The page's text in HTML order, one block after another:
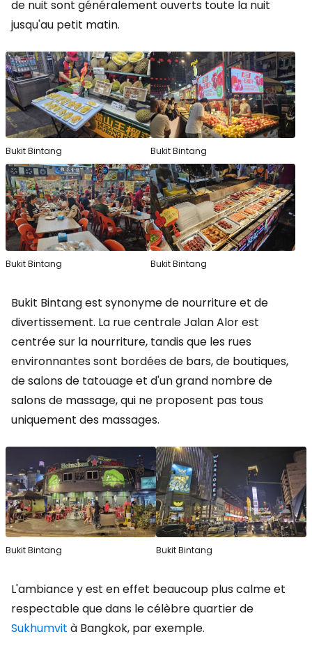
de nuit sont généralement ouverts toute la nuit
jusqu'au petit matin.
Bukit Bintang Bukit Bintang
Bukit Bintang Bukit Bintang
Bukit Bintang est synonyme de nourriture et de
divertissement. La rue centrale Jalan Alor est
centrée sur la nourriture, tandis que les rues
environnantes sont bordées de bars, de boutiques,
de salons de tatouage et d'un grand nombre de
salons de massage, qui ne proposent pas tous
uniquement des massages.
Bukit Bintang Bukit Bintang
L'ambiance y est en effet beaucoup plus calme et
respectable que dans le célèbre quartier de
Sukhumvit à Bangkok, par exemple.